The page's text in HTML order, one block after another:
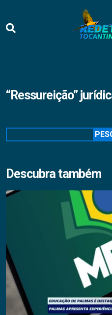
“Ressureição”
Descubra também